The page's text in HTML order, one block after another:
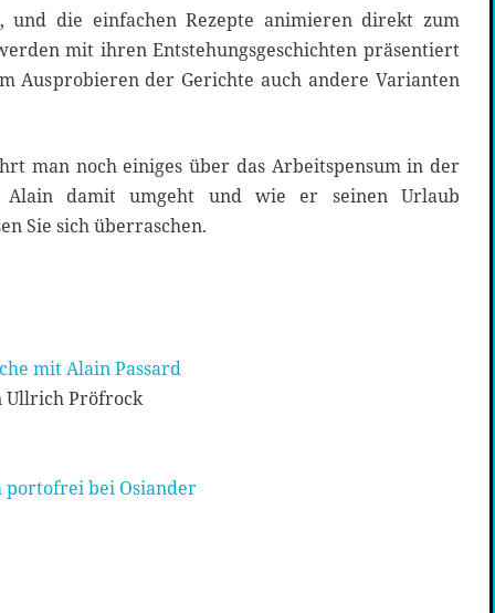
und die einfachen Rezepte animieren direkt zum
mit ihren Entstehungsgeschichten präsentiert
Ausprobieren der Gerichte auch andere Varianten
man noch einiges über das Arbeitspensum in der
Alain damit umgeht und wie er seinen Urlaub
Sie sich überraschen.
mit Alain Passard
Ullrich Pröfrock
portofrei bei Osiander